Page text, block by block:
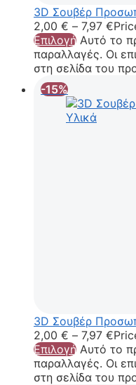
3D Σουβέρ
2,00 € – 7,97 €
Επιλογή Αυτό το
παραλλαγές. Οι
στη σελίδα του
-15%
3D Σουβέρ
2,00 € – 7,97 €
Επιλογή Αυτό το
παραλλαγές. Οι
στη σελίδα του